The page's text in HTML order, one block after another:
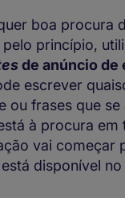
boa procura
princípio,
de anúncio de
escrever
ou frases que se
à procura em
vai começar
disponível